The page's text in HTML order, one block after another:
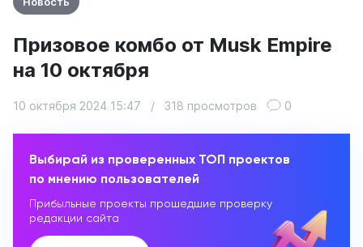
Призовое комбо от Musk Empire
на 10 октября
10 октября 2024 15:47 / 318 просмотров 0
Выбирай из проверенных ТОП проектов
по мнению пользователей
Прибыльные проекты прошедшие проверку
редакции сайта